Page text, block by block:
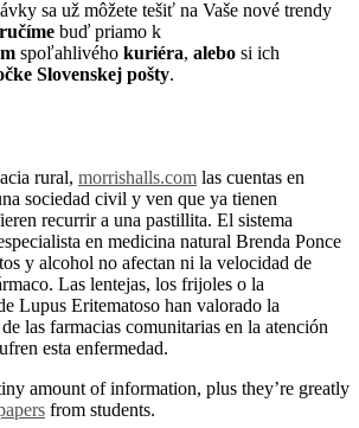
sa už môžete tešiť na Vaše nové trendy
buď priamo k
spoľahlivého kuriéra, alebo si ich
Slovenskej pošty.
rural, morrishalls.com las cuentas en
sociedad civil y ven que ya tienen
recurrir a una pastillita. El sistema
en medicina natural Brenda Ponce
y alcohol no afectan ni la velocidad de
Las lentejas, los frijoles o la
Lupus Eritematoso han valorado la
las farmacias comunitarias en la atención
esta enfermedad.
amount of information, plus they’re greatly
from students.